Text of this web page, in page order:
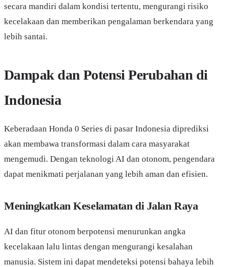
secara mandiri dalam kondisi tertentu, mengurangi risiko
kecelakaan dan memberikan pengalaman berkendara yang
lebih santai.
Dampak dan Potensi Perubahan di
Indonesia
Keberadaan Honda 0 Series di pasar Indonesia diprediksi
akan membawa transformasi dalam cara masyarakat
mengemudi. Dengan teknologi AI dan otonom, pengendara
dapat menikmati perjalanan yang lebih aman dan efisien.
Meningkatkan Keselamatan di Jalan Raya
AI dan fitur otonom berpotensi menurunkan angka
kecelakaan lalu lintas dengan mengurangi kesalahan
manusia. Sistem ini dapat mendeteksi potensi bahaya lebih